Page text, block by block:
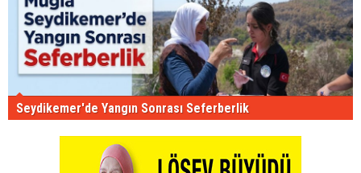
Seydikemer'de Yangın Sonrası Seferberlik